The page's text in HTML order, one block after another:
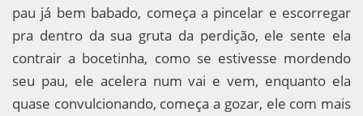
pau já bem babado, começa a pincelar e escorregar
pra dentro da sua gruta da perdição, ele sente ela
contrair a bocetinha, como se estivesse mordendo
seu pau, ele acelera num vai e vem, enquanto ela
quase convulcionando, começa a gozar, ele com mais